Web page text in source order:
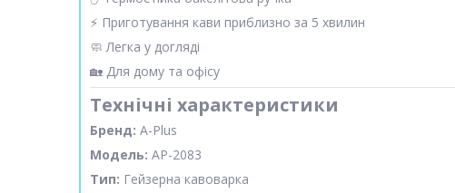
⚡ Приготування кави приблизно за 5 хвилин
🧼 Легка у догляді
🏡 Для дому та офісу
Технічні характеристики
Бренд: A-Plus
Модель: AP-2083
Тип: Гейзерна кавоварка